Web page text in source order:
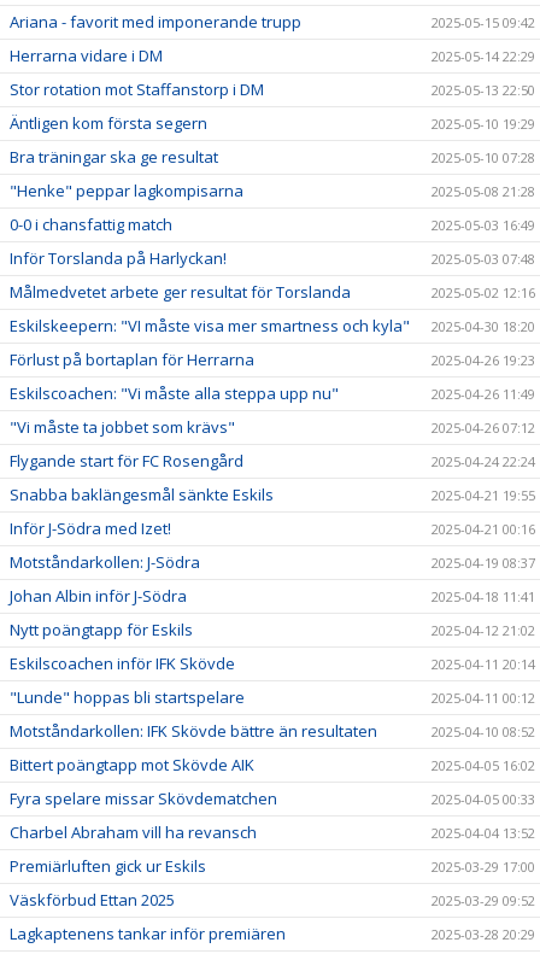
Ariana - favorit med imponerande trupp 2025-05-15 09:42
Herrarna vidare i DM 2025-05-14 22:29
Stor rotation mot Staffanstorp i DM 2025-05-13 22:50
Äntligen kom första segern 2025-05-10 19:29
Bra träningar ska ge resultat 2025-05-10 07:28
"Henke" peppar lagkompisarna 2025-05-08 21:28
0-0 i chansfattig match 2025-05-03 16:49
Inför Torslanda på Harlyckan! 2025-05-03 07:48
Målmedvetet arbete ger resultat för Torslanda 2025-05-02 12:16
Eskilskeepern: "VI måste visa mer smartness och kyla" 2025-04-30 18:20
Förlust på bortaplan för Herrarna 2025-04-26 19:23
Eskilscoachen: "Vi måste alla steppa upp nu" 2025-04-26 11:49
"Vi måste ta jobbet som krävs" 2025-04-26 07:12
Flygande start för FC Rosengård 2025-04-24 22:24
Snabba baklängesmål sänkte Eskils 2025-04-21 19:55
Inför J-Södra med Izet! 2025-04-21 00:16
Motståndarkollen: J-Södra 2025-04-19 08:37
Johan Albin inför J-Södra 2025-04-18 11:41
Nytt poängtapp för Eskils 2025-04-12 21:02
Eskilscoachen inför IFK Skövde 2025-04-11 20:14
"Lunde" hoppas bli startspelare 2025-04-11 00:12
Motståndarkollen: IFK Skövde bättre än resultaten 2025-04-10 08:52
Bittert poängtapp mot Skövde AIK 2025-04-05 16:02
Fyra spelare missar Skövdematchen 2025-04-05 00:33
Charbel Abraham vill ha revansch 2025-04-04 13:52
Premiärluften gick ur Eskils 2025-03-29 17:00
Väskförbud Ettan 2025 2025-03-29 09:52
Lagkaptenens tankar inför premiären 2025-03-28 20:29